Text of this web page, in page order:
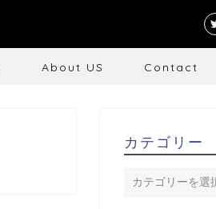
About US Contact
カテゴリー